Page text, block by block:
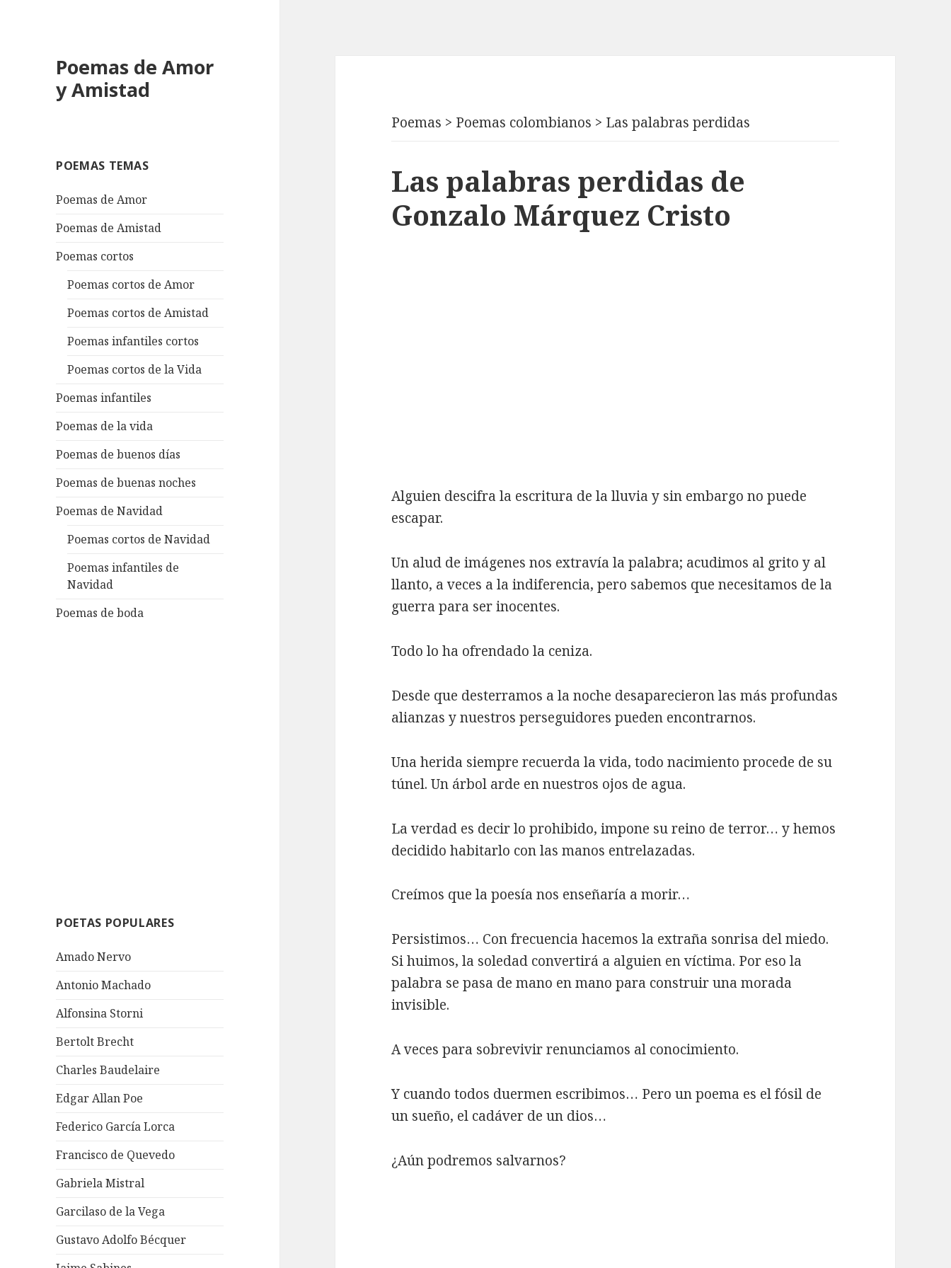
Poemas de Amor
y Amistad
POEMAS TEMAS
Poemas de Amor
Poemas de Amistad
Poemas cortos
Poemas cortos de Amor
Poemas cortos de Amistad
Poemas infantiles cortos
Poemas cortos de la Vida
Poemas infantiles
Poemas de la vida
Poemas de buenos días
Poemas de buenas noches
Poemas de Navidad
Poemas cortos de Navidad
Poemas infantiles de
Navidad
Poemas de boda
POETAS POPULARES
Amado Nervo
Antonio Machado
Alfonsina Storni
Bertolt Brecht
Charles Baudelaire
Edgar Allan Poe
Federico García Lorca
Francisco de Quevedo
Gabriela Mistral
Garcilaso de la Vega
Gustavo Adolfo Bécquer
Poemas > Poemas colombianos > Las palabras perdidas
Las palabras perdidas de
Gonzalo Márquez Cristo
Alguien descifra la escritura de la lluvia y sin embargo no puede
escapar.
Un alud de imágenes nos extravía la palabra; acudimos al grito y al
llanto, a veces a la indiferencia, pero sabemos que necesitamos de la
guerra para ser inocentes.
Todo lo ha ofrendado la ceniza.
Desde que desterramos a la noche desaparecieron las más profundas
alianzas y nuestros perseguidores pueden encontrarnos.
Una herida siempre recuerda la vida, todo nacimiento procede de su
túnel. Un árbol arde en nuestros ojos de agua.
La verdad es decir lo prohibido, impone su reino de terror… y hemos
decidido habitarlo con las manos entrelazadas.
Creímos que la poesía nos enseñaría a morir…
Persistimos… Con frecuencia hacemos la extraña sonrisa del miedo.
Si huimos, la soledad convertirá a alguien en víctima. Por eso la
palabra se pasa de mano en mano para construir una morada
invisible.
A veces para sobrevivir renunciamos al conocimiento.
Y cuando todos duermen escribimos… Pero un poema es el fósil de
un sueño, el cadáver de un dios…
¿Aún podremos salvarnos?